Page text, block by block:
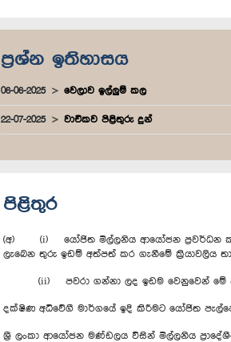
ප්‍රශ්න ඉතිහාසය
06-06-2025 වෙලාව ඉල්ලුම් කල
22-07-2025 වාචිකව පිළිතුරු දුන්
පිළිතුර
(අ) (i) යෝජිත මිල්ලනිය ආ‍යෝජන ප්‍රවර්ධන
ලැබෙන තුරු ඉඩම් අත්පත් කර ගැනීමේ ක්‍රියාවලිය
(ii) පවරා ගන්නා ලද ඉඩම වෙනුවෙන් මේ වන
දක්ෂිණ අධිවේගී මාර්ගයේ ඉදි කිරීමට යෝජිත
ශ්‍රී ලංකා ආයෝජන මණ්ඩලය විසින් මිල්ලනිය